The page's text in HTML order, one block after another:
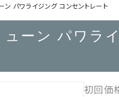
ン パワライジング コンセントレート
ューン パワラ
初回価